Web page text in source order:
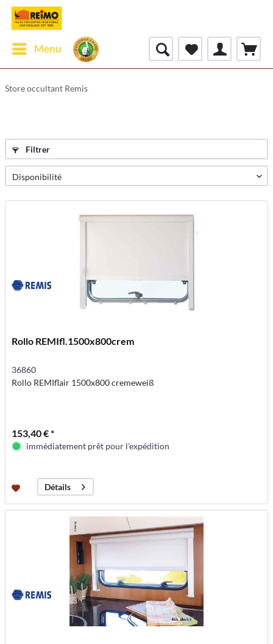
Menu
Store occultant Remis
Filtrer
Rollo REMIfl.1500x800crem
36860
Rollo REMIflair 1500x800 cremeweiß
153,40 € *
immédiatement prêt pour l'expédition
Détails